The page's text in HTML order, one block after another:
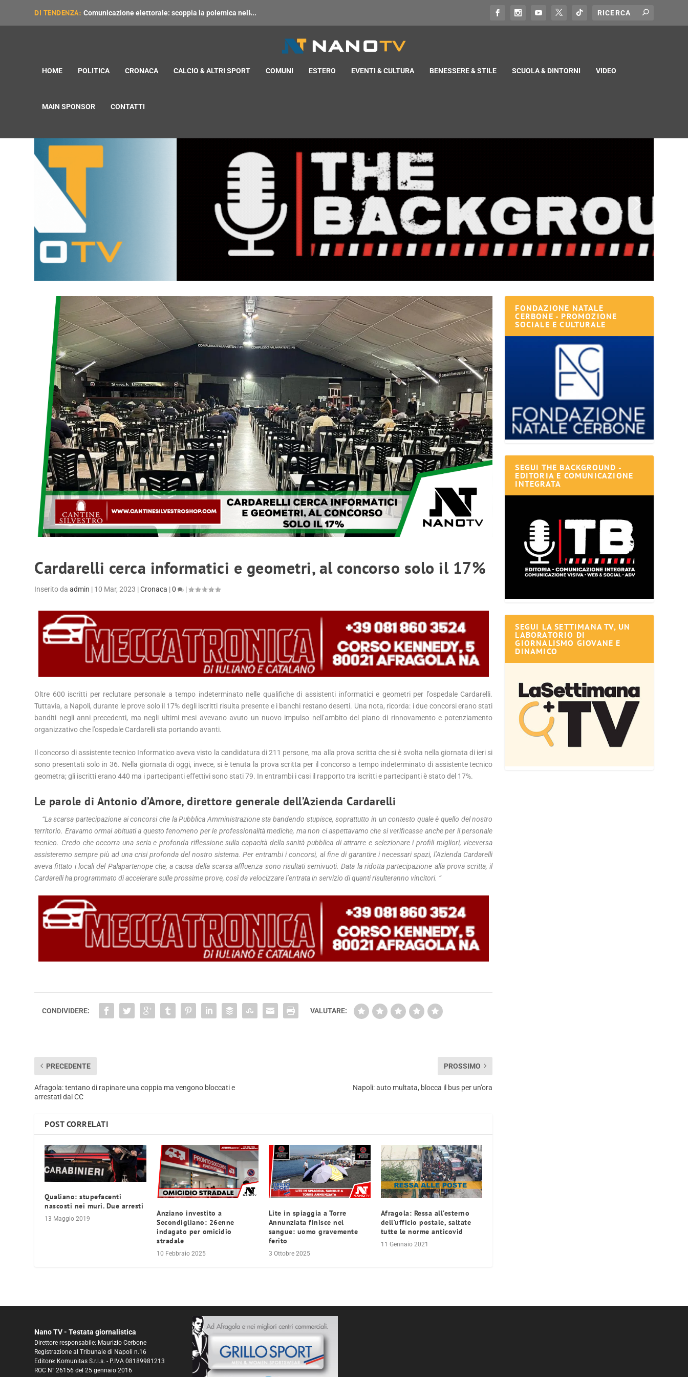
DI TENDENZA: Comunicazione elettorale: scoppia la polemica nell̵...
HOME POLITICA CRONACA CALCIO & ALTRI SPORT COMUNI ESTERO EVENTI & CULTURA BENESSERE & STILE SCUOLA & DINTORNI VIDEO
MAIN SPONSOR CONTATTI
Cardarelli cerca informatici e geometri, al concorso solo il 17%
Inserito daadmin | 10 Mar, 2023 |Cronaca |0 |
Oltre 600 iscritti per reclutare personale a tempo indeterminato nelle qualifiche di assistenti informatici e geometri per l’ospedale Cardarelli.
Tuttavia, a Napoli, durante le prove solo il 17% degli iscritti risulta presente e i banchi restano deserti. Una nota, ricorda: i due concorsi erano stati
banditi negli anni precedenti, ma negli ultimi mesi avevano avuto un nuovo impulso nell’ambito del piano di rinnovamento e potenziamento
organizzativo che l’ospedale Cardarelli sta portando avanti.
Il concorso di assistente tecnico Informatico aveva visto la candidatura di 211 persone, ma alla prova scritta che si è svolta nella giornata di ieri si
sono presentati solo in 36. Nella giornata di oggi, invece, si è tenuta la prova scritta per il concorso a tempo indeterminato di assistente tecnico
geometra; gli iscritti erano 440 ma i partecipanti effettivi sono stati 79. In entrambi i casi il rapporto tra iscritti e partecipanti è stato del 17%.
Le parole di Antonio d’Amore, direttore generale dell’Azienda Cardarelli
“La scarsa partecipazione ai concorsi che la Pubblica Amministrazione sta bandendo stupisce, soprattutto in un contesto quale è quello del nostro
territorio. Eravamo ormai abituati a questo fenomeno per le professionalità mediche, ma non ci aspettavamo che si verificasse anche per il personale
tecnico. Credo che occorra una seria e profonda riflessione sulla capacità della sanità pubblica di attrarre e selezionare i profili migliori, viceversa
assisteremo sempre più ad una crisi profonda del nostro sistema. Per entrambi i concorsi, al fine di garantire i necessari spazi, l’Azienda Cardarelli
aveva fittato i locali del Palapartenope che, a causa della scarsa affluenza sono risultati semivuoti. Data la ridotta partecipazione alla prova scritta, il
Cardarelli ha programmato di accelerare sulle prossime prove, così da velocizzare l’entrata in servizio di quanti risulteranno vincitori. “
CONDIVIDERE: VALUTARE:
PRECEDENTE
Afragola: tentano di rapinare una coppia ma vengono bloccati e
arrestati dai CC
PROSSIMO
Napoli: auto multata, blocca il bus per un’ora
POST CORRELATI
Qualiano: stupefacenti
nascosti nei muri. Due arresti
13 Maggio 2019
Anziano investito a
Secondigliano: 26enne
indagato per omicidio
stradale
10 Febbraio 2025
Lite in spiaggia a Torre
Annunziata finisce nel
sangue: uomo gravemente
ferito
3 Ottobre 2025
Afragola: Ressa all’esterno
dell’ufficio postale, saltate
tutte le norme anticovid
11 Gennaio 2021
FONDAZIONE NATALE
CERBONE - PROMOZIONE
SOCIALE E CULTURALE
SEGUI THE BACKGROUND -
EDITORIA E COMUNICAZIONE
INTEGRATA
SEGUI LA SETTIMANA TV, UN
LABORATORIO DI
GIORNALISMO GIOVANE E
DINAMICO
Nano TV - Testata giornalistica
Direttore responsabile: Maurizio Cerbone
Registrazione al Tribunale di Napoli n.16
Editore: Komunitas S.r.l.s. - P.IVA 08189981213
ROC N° 26156 del 25 gennaio 2016